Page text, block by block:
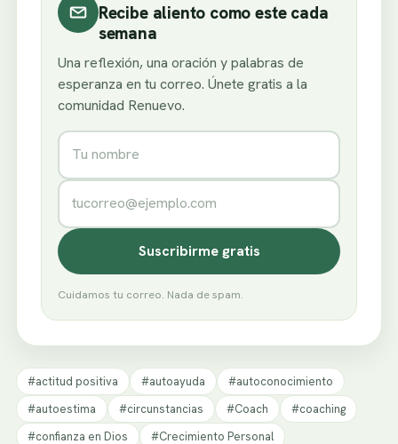
Recibe aliento como este cada
semana
Una reflexión, una oración y palabras de
esperanza en tu correo. Únete gratis a la
comunidad Renuevo.
Nombre
Correo electrónico
Suscribirme gratis
Cuidamos tu correo. Nada de spam.
#actitud positiva #autoayuda
#autoconocimiento
#autoestima
#circunstancias #Coach
#coaching
#confianza en Dios
#Crecimiento Personal